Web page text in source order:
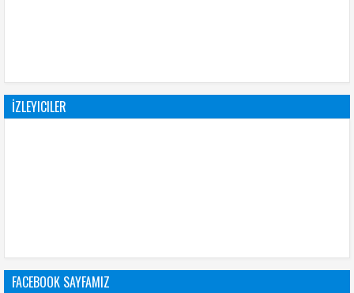
İZLEYICILER
FACEBOOK SAYFAMIZ